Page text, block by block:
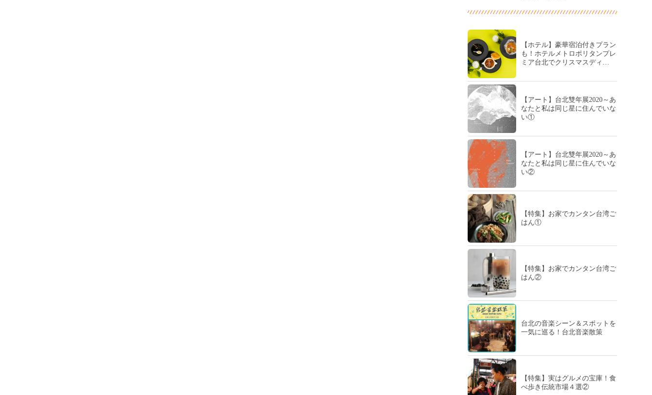
【ホテル】豪華宿泊付きプラン
も！ホテルメトロポリタンプレ
ミア台北でクリスマスディ…
【アート】台北雙年展2020～あ
なたと私は同じ星に住んでいな
い①
【アート】台北雙年展2020～あ
なたと私は同じ星に住んでいな
い②
【特集】お家でカンタン台湾ご
はん①
【特集】お家でカンタン台湾ご
はん②
台北の音楽シーン＆スポットを
一気に巡る！台北音楽散策
【特集】実はグルメの宝庫！食
べ歩き伝統市場４選②